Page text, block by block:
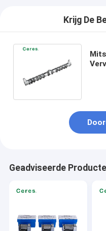
Krijg De
Geadviseerde